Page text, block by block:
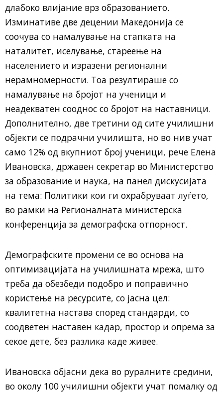
длабоко влијание врз образованието.
Изминативе две децении Македонија се
соочува со намалување на стапката на
наталитет, иселување, стареење на
населението и изразени регионални
нерамномерности. Тоа резултираше со
намалување на бројот на ученици и
неадекватен сооднос со бројот на наставници.
Дополнително, две третини од сите училишни
објекти се подрачни училишта, но во нив учат
само 12% од вкупниот број ученици, рече Елена
Ивановска, државен секретар во Министерство
за образование и наука, на панел дискусијата
на тема: Политики кои ги охрабруваат луѓето,
во рамки на Регионалната министерска
конференција за демографска отпорност.
Демографските промени се во основа на
оптимизацијата на училишната мрежа, што
треба да обезбеди подобро и поправично
користење на ресурсите, со јасна цел:
квалитетна настава според стандарди, со
соодветен наставен кадар, простор и опрема за
секое дете, без разлика каде живее.
Ивановска објасни дека во руралните средини,
во околу 100 училишни објекти учат помалку од